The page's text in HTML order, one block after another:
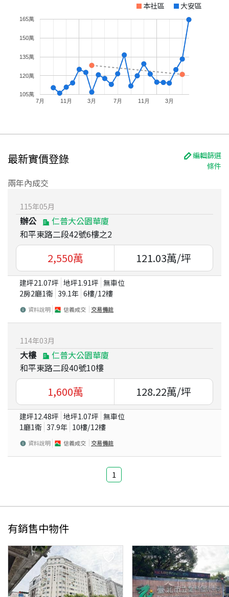
本社區 大安區
7月 11月 3月 7月 11月 3月
105萬
120萬
135萬
150萬
165萬
最新實價登錄
編輯篩選
條件
兩年內成交
115年05月
辦公
仁普大公園華廈
和平東路二段42號6樓之2
2,550萬 121.03萬/坪
建坪21.07坪 地坪1.91坪 無車位
2房2廳1衛 39.1年 6樓/12樓
資料說明 信義成交 交易備註
114年03月
大樓
仁普大公園華廈
和平東路二段40號10樓
1,600萬 128.22萬/坪
建坪12.48坪 地坪1.07坪 無車位
1廳1衛 37.9年 10樓/12樓
資料說明 信義成交 交易備註
1
有銷售中物件